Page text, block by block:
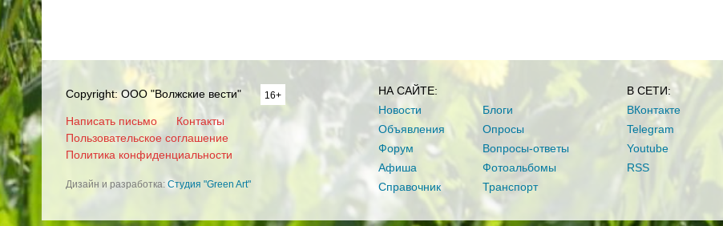
Copyright: ООО "Волжские вести" 16+
Написать письмо
Контакты
Пользовательское соглашение
Политика конфиденциальности
Дизайн и разработка: Студия "Green Art"
НА САЙТЕ:
Новости
Объявления
Форум
Афиша
Справочник
Блоги
Опросы
Вопросы-ответы
Фотоальбомы
Транспорт
В СЕТИ:
ВКонтакте
Telegram
Youtube
RSS